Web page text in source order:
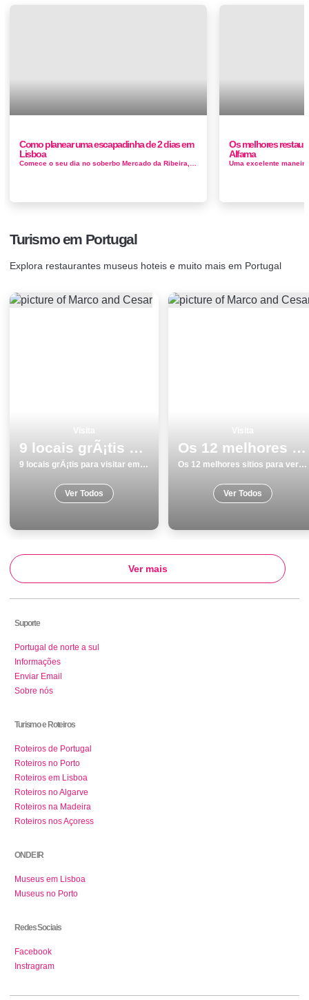
Como planear uma escapadinha de 2 dias em
Lisboa
Comece o seu dia no soberbo Mercado da Ribeira, no elegante Cais do Sodré. O mercado de 1882 construiu uma nova vida em 2014, qu...
Os melhores
Alfama
Turismo em Portugal
Explora restaurantes museus hoteis e muito mais em Portugal
9 locais grÃ¡tis para visitar em SantarÃ©m
9 locais grÃ¡tis para visitar em SantarÃ©m
Ver Todos
Os 12 melhores sitios para ver e visitar em Tavira
Os 12 melhores sitios para ver e visitar em Tavira
Ver Todos
Ver mais
Suporte
Portugal de norte a sul
Informações
Enviar Email
Sobre nós
Turismo e Roteiros
Roteiros de Portugal
Roteiros no Porto
Roteiros em Lisboa
Roteiros no Algarve
Roteiros na Madeira
Roteiros nos Açoress
ONDE IR
Museus em Lisboa
Museus no Porto
Redes Sociais
Facebook
Instragram